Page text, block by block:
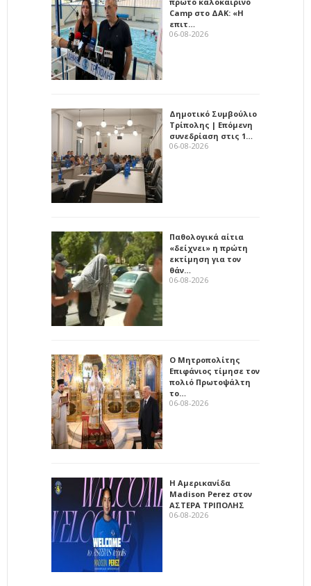
Camp στο ΔΑΚ: «Η
επιτ…
06-08-2026
Δημοτικό Συμβούλιο
Τρίπολης | Επόμενη
συνεδρίαση στις 1…
06-08-2026
Παθολογικά αίτια
«δείχνει» η πρώτη
εκτίμηση για τον
θάν…
06-08-2026
Ο Μητροπολίτης
Επιφάνιος τίμησε τον
πολιό Πρωτοψάλτη
το…
06-08-2026
Η Αμερικανίδα
Madison Perez στον
ΑΣΤΕΡΑ ΤΡΙΠΟΛΗΣ
06-08-2026